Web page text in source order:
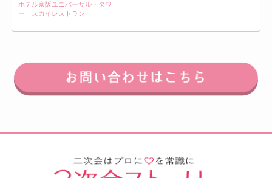
ホテル京阪ユニバーサル・タワ
ー スカイレストラン